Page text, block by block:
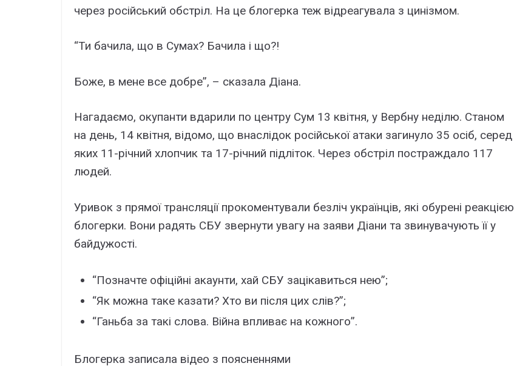
через російський обстріл. На це блогерка теж відреагувала з цинізмом.
“Ти бачила, що в Сумах? Бачила і що?!
Боже, в мене все добре”, – сказала Діана.
Нагадаємо, окупанти вдарили по центру Сум 13 квітня, у Вербну неділю. Станом
на день, 14 квітня, відомо, що внаслідок російської атаки загинуло 35 осіб, серед
яких 11-річний хлопчик та 17-річний підліток. Через обстріл постраждало 117
людей.
Уривок з прямої трансляції прокоментували безліч українців, які обурені реакцією
блогерки. Вони радять СБУ звернути увагу на заяви Діани та звинувачують її у
байдужості.
“Позначте офіційні акаунти, хай СБУ зацікавиться нею”;
“Як можна таке казати? Хто ви після цих слів?”;
“Ганьба за такі слова. Війна впливає на кожного”.
Блогерка записала відео з поясненнями